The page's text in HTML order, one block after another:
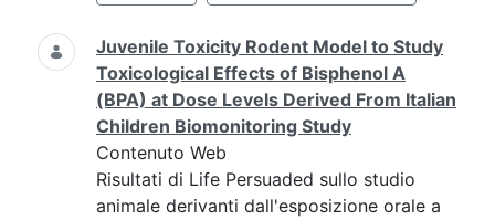
Juvenile Toxicity Rodent Model to Study
Toxicological Effects of Bisphenol A
(BPA) at Dose Levels Derived From Italian
Children Biomonitoring Study
Contenuto Web
Risultati di Life Persuaded sullo studio
animale derivanti dall'esposizione orale a